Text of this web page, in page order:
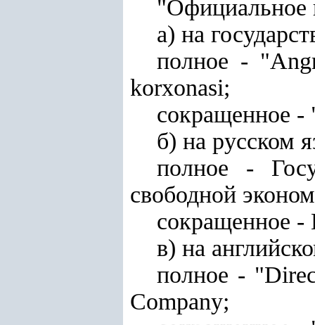
"Официальное
а) на
полное -
korxonasi;
сокращенное
б) на русском
полное -
свободной
сокращенное
в) на
полное -
Company;